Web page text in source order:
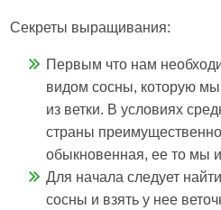
Секреты выращивания:
Первым что нам
видом сосны, которую
из ветки. В условиях
страны
обыкновенная, ее то мы
Для начала следует
сосны и взять у нее